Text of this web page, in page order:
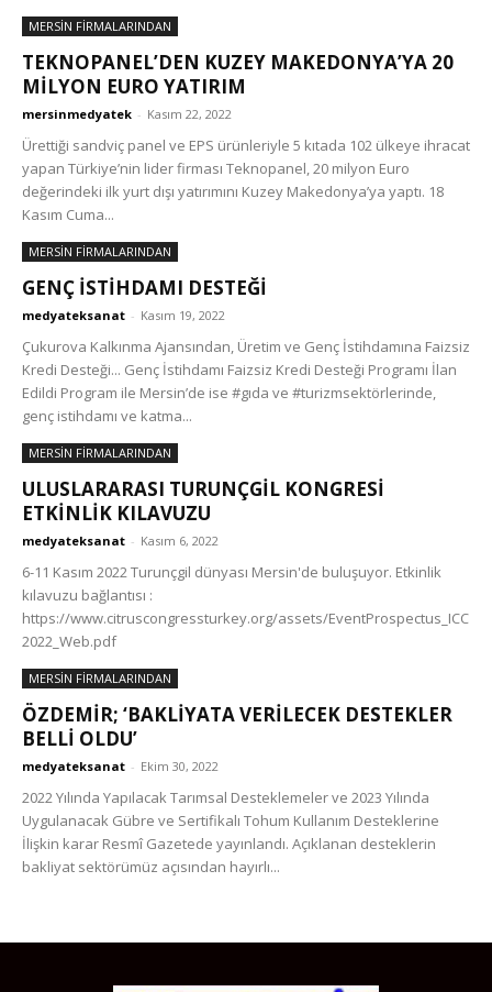
MERSİN FİRMALARINDAN
TEKNOPANEL’DEN KUZEY MAKEDONYA’YA 20
MİLYON EURO YATIRIM
mersinmedyatek - Kasım 22, 2022
Ürettiği sandviç panel ve EPS ürünleriyle 5 kıtada 102 ülkeye ihracat
yapan Türkiye’nin lider firması Teknopanel, 20 milyon Euro
değerindeki ilk yurt dışı yatırımını Kuzey Makedonya’ya yaptı. 18
Kasım Cuma...
MERSİN FİRMALARINDAN
GENÇ İSTİHDAMI DESTEĞİ
medyateksanat - Kasım 19, 2022
Çukurova Kalkınma Ajansından, Üretim ve Genç İstihdamına Faizsiz
Kredi Desteği... Genç İstihdamı Faizsiz Kredi Desteği Programı İlan
Edildi Program ile Mersin’de ise #gıda ve #turizmsektörlerinde,
genç istihdamı ve katma...
MERSİN FİRMALARINDAN
ULUSLARARASI TURUNÇGİL KONGRESİ
ETKİNLİK KILAVUZU
medyateksanat - Kasım 6, 2022
6-11 Kasım 2022 Turunçgil dünyası Mersin'de buluşuyor. Etkinlik
kılavuzu bağlantısı :
https://www.citruscongressturkey.org/assets/EventProspectus_ICC
2022_Web.pdf
MERSİN FİRMALARINDAN
ÖZDEMIR; ‘BAKLIYATA VERILECEK DESTEKLER
BELLI OLDU’
medyateksanat - Ekim 30, 2022
2022 Yılında Yapılacak Tarımsal Desteklemeler ve 2023 Yılında
Uygulanacak Gübre ve Sertifikalı Tohum Kullanım Desteklerine
İlişkin karar Resmî Gazetede yayınlandı. Açıklanan desteklerin
bakliyat sektörümüz açısından hayırlı...